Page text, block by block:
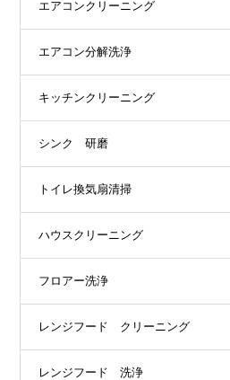
エアコンクリーニング
エアコン分解洗浄
キッチンクリーニング
シンク 研磨
トイレ換気扇清掃
ハウスクリーニング
フロアー洗浄
レンジフード クリーニング
レンジフード 洗浄